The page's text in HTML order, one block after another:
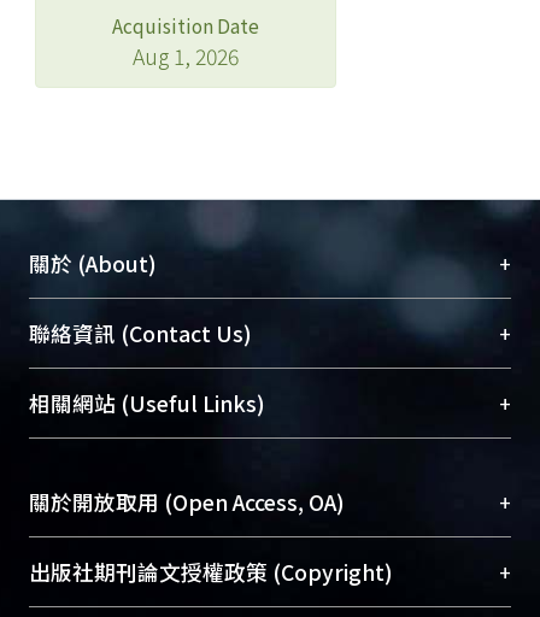
Acquisition Date
Aug 1, 2026
關於 (About) +
臺大位居世界頂尖大學之列，為永久珍藏及向國際
展現本校豐碩的研究成果及學術能量，圖書館整合
機構典藏（NTUR）與學術庫（AH）不同功能平
台，成為臺大學術典藏NTU scholars。期能整合研
成果。
To permanently archive and promote researcher
profiles and scholarly works, Library integrates the
services of “NTU Repository” with “Academic
聯絡資訊 (Contact Us) +
總館學科館員(Main Library)
醫學圖書館學科館員(Medical Library)
Sciences Library)
相關網站 (Useful Links) +
關於開放取用 (Open Access, OA) +
開放取用是從使用者角度提升資訊取用性的社會運
動，應用在學術研究上是透過將研究著作公開供使
出版社期刊論文授權政策 (Copyright) +